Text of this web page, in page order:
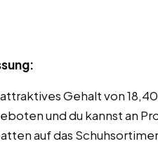
Gehalt von
und du kannst an
auf das